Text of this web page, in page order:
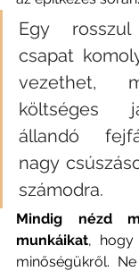
Egy rosszul
csapat
vezethet,
költséges
állandó
nagy
számodra.
Mindig nézd
munkáikat, hogy
minőségükről.